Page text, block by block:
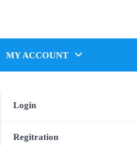
MY ACCOUNT
Login
Regitration